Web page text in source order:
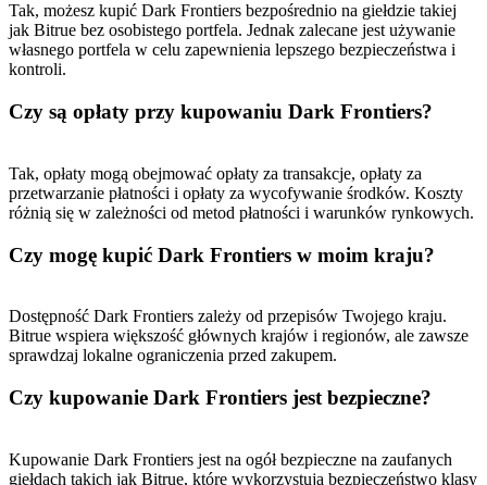
New Listing Futures Fest
Trade New Futures, Win 200,000 USDT
Crypto World Cup 2026: Grand Finale
Więcej wydarzeń
Tak, możesz kupić Dark Frontiers bezpośrednio na giełdzie takiej
jak Bitrue bez osobistego portfela. Jednak zalecane jest używanie
własnego portfela w celu zapewnienia lepszego bezpieczeństwa i
kontroli.
Czy są opłaty przy kupowaniu Dark Frontiers?
Tak, opłaty mogą obejmować opłaty za transakcje, opłaty za
przetwarzanie płatności i opłaty za wycofywanie środków. Koszty
różnią się w zależności od metod płatności i warunków rynkowych.
Czy mogę kupić Dark Frontiers w moim kraju?
Dostępność Dark Frontiers zależy od przepisów Twojego kraju.
Bitrue wspiera większość głównych krajów i regionów, ale zawsze
sprawdzaj lokalne ograniczenia przed zakupem.
Czy kupowanie Dark Frontiers jest bezpieczne?
Kupowanie Dark Frontiers jest na ogół bezpieczne na zaufanych
giełdach takich jak Bitrue, które wykorzystują bezpieczeństwo klasy